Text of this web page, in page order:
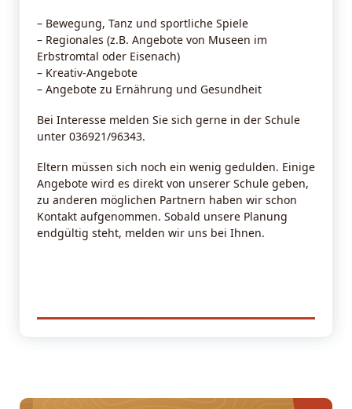
– Bewegung, Tanz und sportliche Spiele
– Regionales (z.B. Angebote von Museen im
Erbstromtal oder Eisenach)
– Kreativ-Angebote
– Angebote zu Ernährung und Gesundheit
Bei Interesse melden Sie sich gerne in der Schule
unter 036921/96343.
Eltern müssen sich noch ein wenig gedulden. Einige
Angebote wird es direkt von unserer Schule geben,
zu anderen möglichen Partnern haben wir schon
Kontakt aufgenommen. Sobald unsere Planung
endgültig steht, melden wir uns bei Ihnen.